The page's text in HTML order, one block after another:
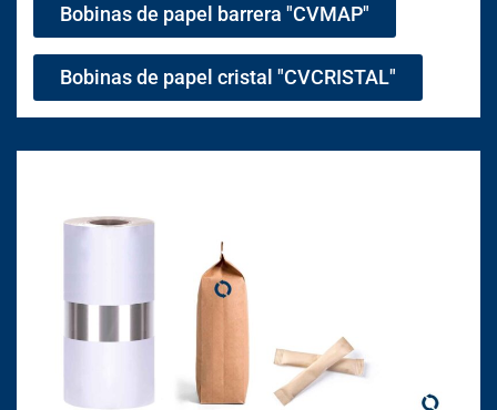
Bobinas de papel barrera "CVMAP"
Bobinas de papel cristal "CVCRISTAL"